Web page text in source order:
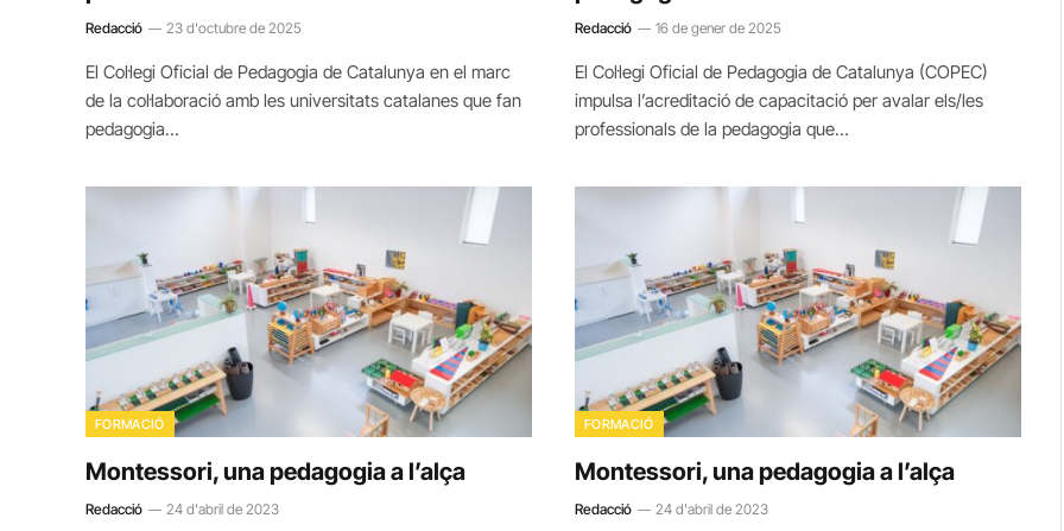
Redacció 23 d'octubre de 2025
El Col·legi Oficial de Pedagogia de Catalunya en el marc
de la col·laboració amb les universitats catalanes que fan
pedagogia…
Redacció 16 de gener de 2025
El Col·legi Oficial de Pedagogia de Catalunya (COPEC)
impulsa l’acreditació de capacitació per avalar els/les
professionals de la pedagogia que…
FORMACIÓ
Montessori, una pedagogia a l’alça
Redacció 24 d'abril de 2023
FORMACIÓ
Montessori, una pedagogia a l’alça
Redacció 24 d'abril de 2023